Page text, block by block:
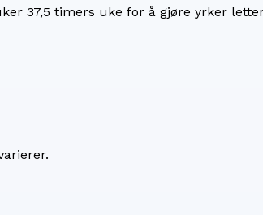
37,5 timers uke for å gjøre yrker